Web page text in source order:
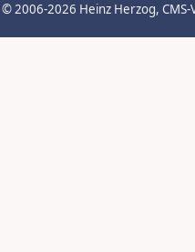
© 2006-2026 Heinz Herzog,